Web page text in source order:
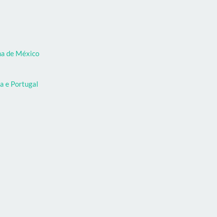
de México
e Portugal